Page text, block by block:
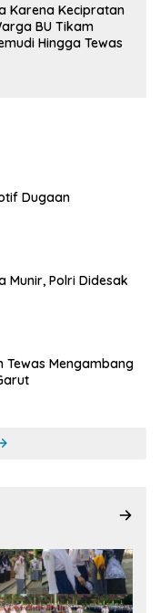
Karena Kecipratan
BU Tikam
Hingga Tewas
Dugaan
Munir, Polri Didesak
Tewas Mengambang